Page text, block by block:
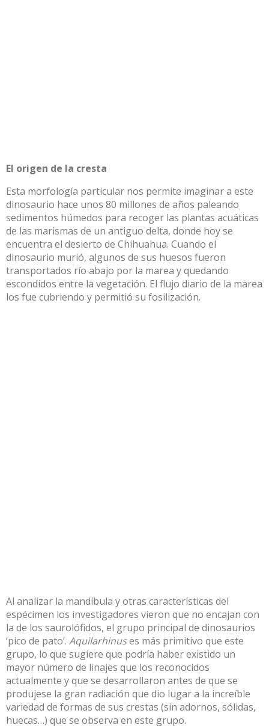
El origen de la cresta
Esta morfología particular nos permite imaginar a este
dinosaurio hace unos 80 millones de años paleando
sedimentos húmedos para recoger las plantas acuáticas
de las marismas de un antiguo delta, donde hoy se
encuentra el desierto de Chihuahua. Cuando el
dinosaurio murió, algunos de sus huesos fueron
transportados río abajo por la marea y quedando
escondidos entre la vegetación. El flujo diario de la marea
los fue cubriendo y permitió su fosilización.
Al analizar la mandíbula y otras características del
espécimen los investigadores vieron que no encajan con
la de los saurolófidos, el grupo principal de dinosaurios
‘pico de pato’. Aquilarhinuses más primitivo que este
grupo, lo que sugiere que podría haber existido un
mayor número de linajes que los reconocidos
actualmente y que se desarrollaron antes de que se
produjese la gran radiación que dio lugar a la increíble
variedad de formas de sus crestas (sin adornos, sólidas,
huecas…) que se observa en este grupo.